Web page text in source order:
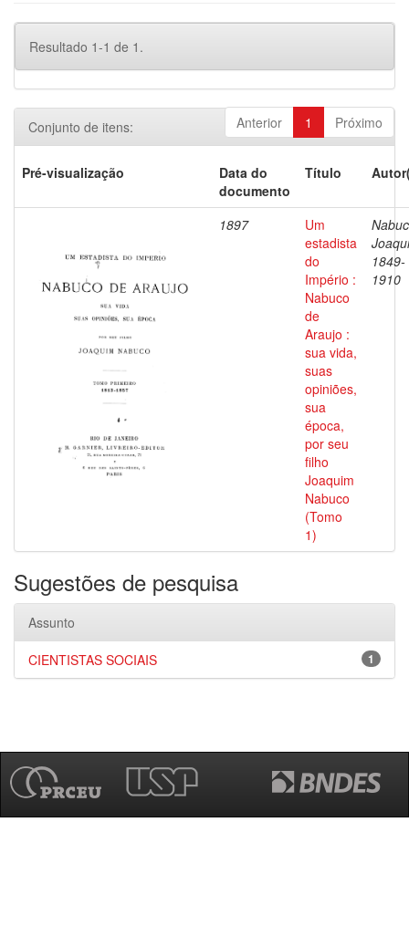
Resultado 1-1 de 1.
Anterior 1 Próximo
Conjunto de itens:
Pré-visualização
Data do
documento
Título
1897
Um
estadista
do
Império :
Nabuco
de
Araujo :
sua vida,
suas
opiniões,
sua
época,
por seu
filho
Joaquim
Nabuco
(Tomo
1)
1849-
1910
Sugestões de pesquisa
Assunto
1
CIENTISTAS SOCIAIS